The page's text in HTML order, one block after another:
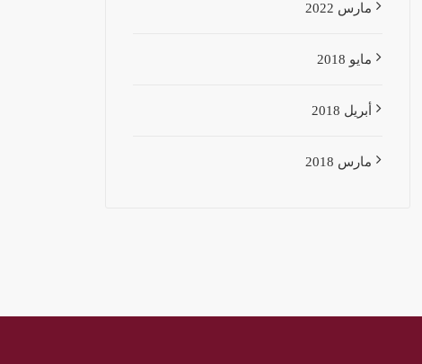
مارس 2022
مايو 2018
أبريل 2018
مارس 2018